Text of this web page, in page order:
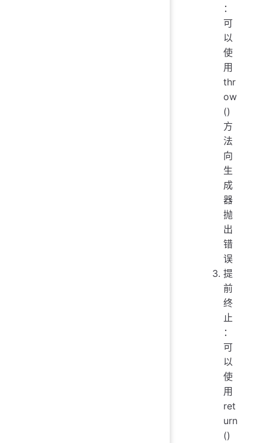
：
可
以
使
用
thr
ow
()
方
法
向
生
成
器
抛
出
错
误
提
前
终
止
：
可
以
使
用
ret
urn
()